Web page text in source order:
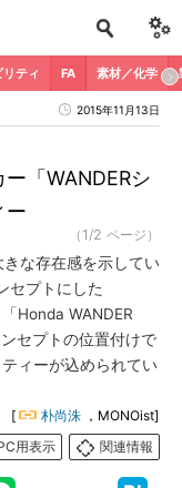
リティ FA 素材／化学
2015年11月13日
「WANDERシ
ー
（1/2 ページ）
な存在感を示してい
セプトにした
Honda WANDER
セプトの位置付けで
ィーが込められてい
[ 朴尚洙 ，MONOist]
用表示
関連情報